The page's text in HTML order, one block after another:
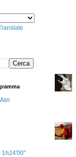
1h24'00"